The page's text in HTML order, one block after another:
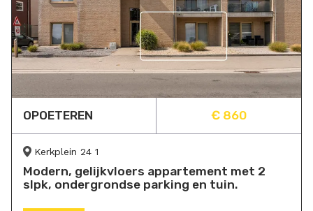
OPOETEREN € 860
Kerkplein 24 1
Modern, gelijkvloers appartement met 2
slpk, ondergrondse parking en tuin.